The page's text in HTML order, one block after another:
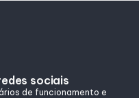
sociais
de funcionamento e